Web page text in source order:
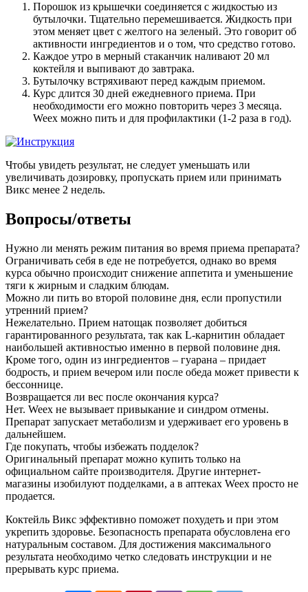
Порошок из крышечки соединяется с жидкостью из
бутылочки. Тщательно перемешивается. Жидкость при
этом меняет цвет с желтого на зеленый. Это говорит об
активности ингредиентов и о том, что средство готово.
Каждое утро в мерный стаканчик наливают 20 мл
коктейля и выпивают до завтрака.
Бутылочку встряхивают перед каждым приемом.
Курс длится 30 дней ежедневного приема. При
необходимости его можно повторить через 3 месяца.
Weex можно пить и для профилактики (1-2 раза в год).
Чтобы увидеть результат, не следует уменьшать или
увеличивать дозировку, пропускать прием или принимать
Викс менее 2 недель.
Вопросы/ответы
Нужно ли менять режим питания во время приема препарата?
Ограничивать себя в еде не потребуется, однако во время
курса обычно происходит снижение аппетита и уменьшение
тяги к жирным и сладким блюдам.
Можно ли пить во второй половине дня, если пропустили
утренний прием?
Нежелательно. Прием натощак позволяет добиться
гарантированного результата, так как L-карнитин обладает
наибольшей активностью именно в первой половине дня.
Кроме того, один из ингредиентов – гуарана – придает
бодрость, и прием вечером или после обеда может привести к
бессоннице.
Возвращается ли вес после окончания курса?
Нет. Weex не вызывает привыкание и синдром отмены.
Препарат запускает метаболизм и удерживает его уровень в
дальнейшем.
Где покупать, чтобы избежать подделок?
Оригинальный препарат можно купить только на
официальном сайте производителя. Другие интернет-
магазины изобилуют подделками, а в аптеках Weex просто не
продается.
Коктейль Викс эффективно поможет похудеть и при этом
укрепить здоровье. Безопасность препарата обусловлена его
натуральным составом. Для достижения максимального
результата необходимо четко следовать инструкции и не
прерывать курс приема.